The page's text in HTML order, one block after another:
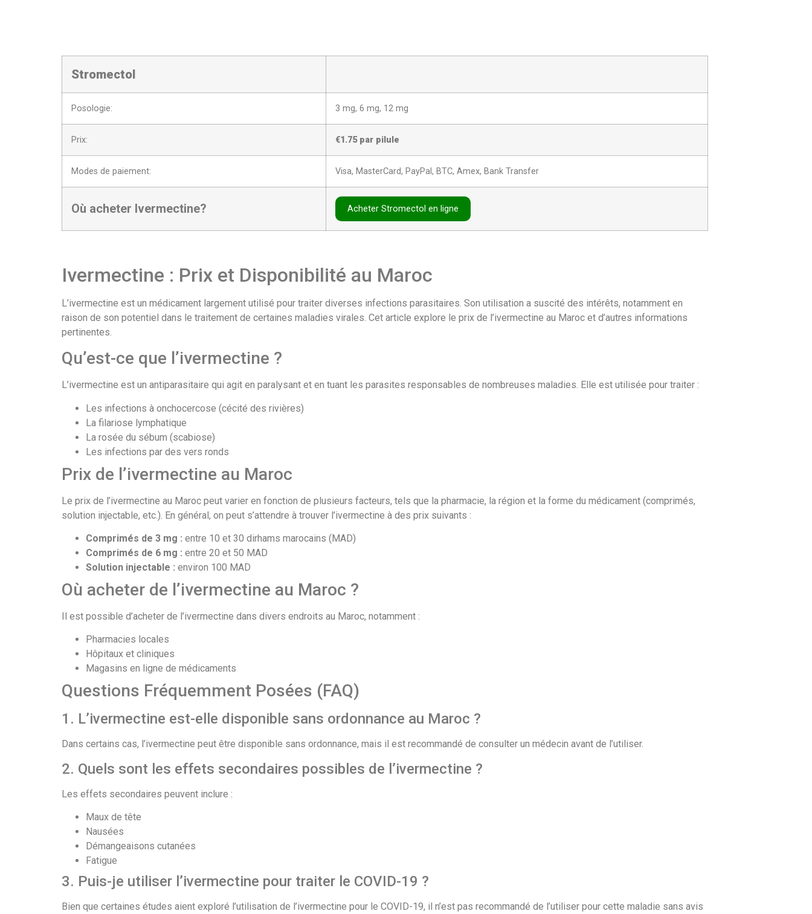
Stromectol
Posologie: 3 mg, 6 mg, 12 mg
Prix: €1.75 par pilule
Modes de paiement: Visa, MasterCard, PayPal, BTC, Amex, Bank Transfer
Où acheter Ivermectine? Acheter Stromectol en ligne
Ivermectine : Prix et Disponibilité au Maroc
L’ivermectine est un médicament largement utilisé pour traiter diverses infections parasitaires. Son utilisation a suscité des intérêts, notamment en
raison de son potentiel dans le traitement de certaines maladies virales. Cet article explore le prix de l’ivermectine au Maroc et d’autres informations
pertinentes.
Qu’est-ce que l’ivermectine ?
L’ivermectine est un antiparasitaire qui agit en paralysant et en tuant les parasites responsables de nombreuses maladies. Elle est utilisée pour traiter :
Les infections à onchocercose (cécité des rivières)
La filariose lymphatique
La rosée du sébum (scabiose)
Les infections par des vers ronds
Prix de l’ivermectine au Maroc
Le prix de l’ivermectine au Maroc peut varier en fonction de plusieurs facteurs, tels que la pharmacie, la région et la forme du médicament (comprimés,
solution injectable, etc.). En général, on peut s’attendre à trouver l’ivermectine à des prix suivants :
Comprimés de 3 mg : entre 10 et 30 dirhams marocains (MAD)
Comprimés de 6 mg : entre 20 et 50 MAD
Solution injectable : environ 100 MAD
Où acheter de l’ivermectine au Maroc ?
Il est possible d’acheter de l’ivermectine dans divers endroits au Maroc, notamment :
Pharmacies locales
Hôpitaux et cliniques
Magasins en ligne de médicaments
Questions Fréquemment Posées (FAQ)
1. L’ivermectine est-elle disponible sans ordonnance au Maroc ?
Dans certains cas, l’ivermectine peut être disponible sans ordonnance, mais il est recommandé de consulter un médecin avant de l’utiliser.
2. Quels sont les effets secondaires possibles de l’ivermectine ?
Les effets secondaires peuvent inclure :
Maux de tête
Nausées
Démangeaisons cutanées
Fatigue
3. Puis-je utiliser l’ivermectine pour traiter le COVID-19 ?
Bien que certaines études aient exploré l’utilisation de l’ivermectine pour le COVID-19, il n’est pas recommandé de l’utiliser pour cette maladie sans avis